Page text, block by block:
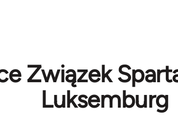
Związek
Luksemburg